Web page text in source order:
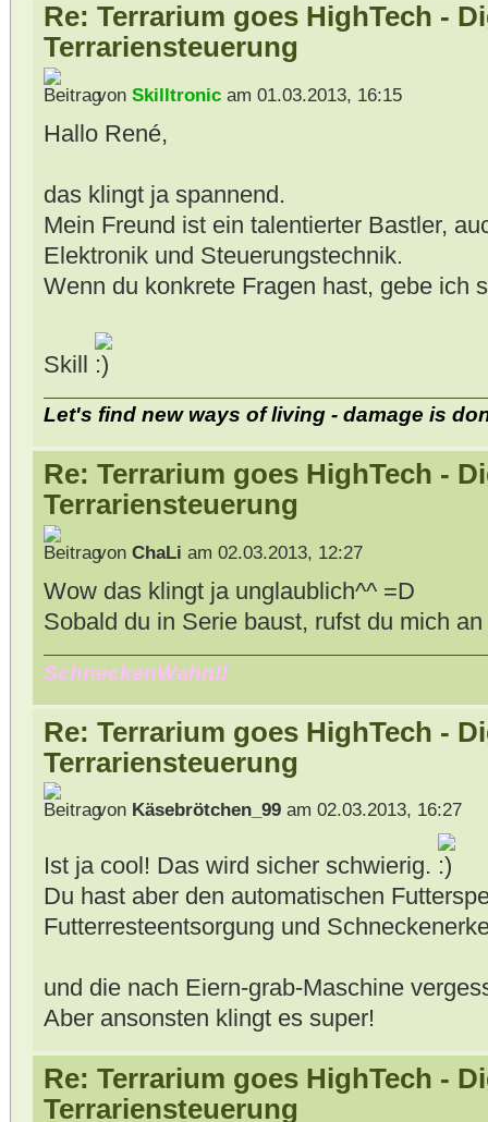
Re: Terrarium goes HighTech -
Terrariensteuerung
von Skilltronicam 01.03.2013, 16:15
Hallo René,
das klingt ja spannend.
Mein Freund ist ein talentierter Bastler,
Elektronik und Steuerungstechnik.
Wenn du konkrete Fragen hast, gebe ich
Skill
Let's find new ways of living - damage is
Re: Terrarium goes HighTech -
Terrariensteuerung
von ChaLi am 02.03.2013, 12:27
Wow das klingt ja unglaublich^^ =D
Sobald du in Serie baust, rufst du mich
SchneckenWahn!!
Re: Terrarium goes HighTech -
Terrariensteuerung
von Käsebrötchen_99am 02.03.2013, 16:27
Ist ja cool! Das wird sicher schwierig.
Du hast aber den automatischen
Futterresteentsorgung und
und die nach Eiern-grab-Maschine
Aber ansonsten klingt es super!
Re: Terrarium goes HighTech -
Terrariensteuerung